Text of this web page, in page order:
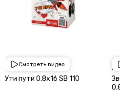
Смотреть видео
1 950 ₽
Ути пути 0,8х16 SВ 110
2